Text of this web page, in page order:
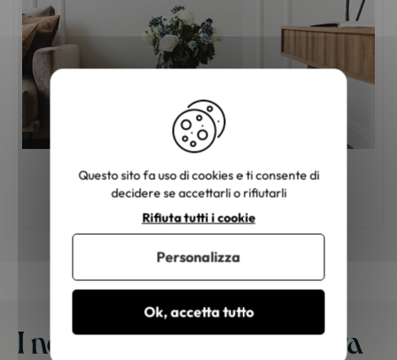
Mobili in legno: come scegliere il colore
giusto?
I nostri mobili a casa vostra
Questo sito fa uso di cookies e ti consente di
decidere se accettarli o rifiutarli
Ok, accetta tutto
Rifiuta tutti i cookie
Personalizza